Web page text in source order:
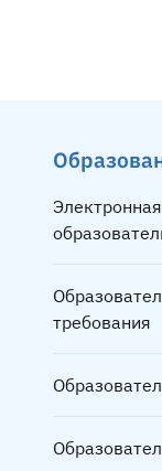
требования